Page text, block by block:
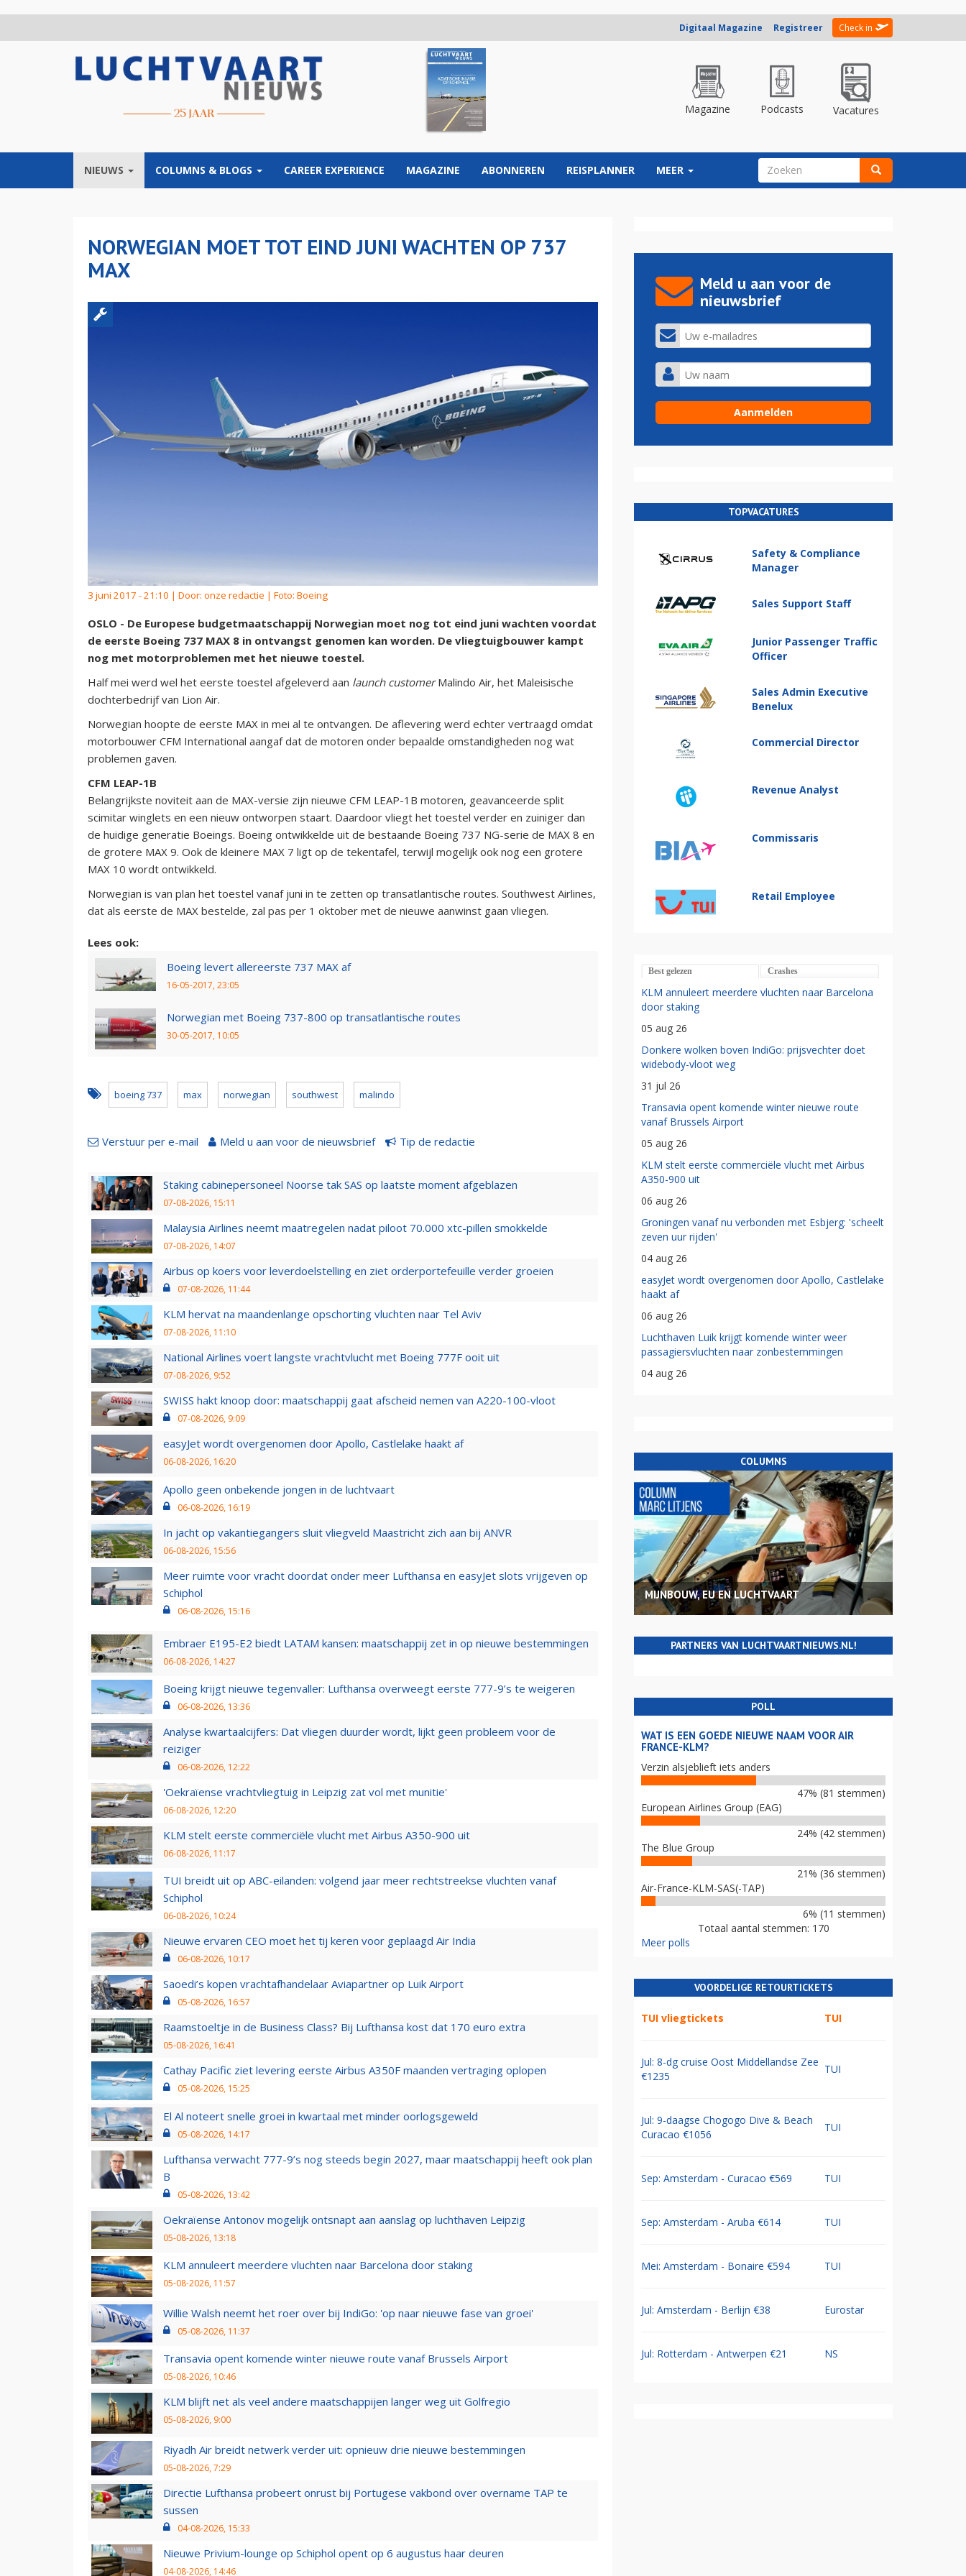
Digitaal Magazine Registreer Check in
Magazine Podcasts Vacatures
NIEUWS COLUMNS & BLOGS CAREER EXPERIENCE MAGAZINE ABONNEREN REISPLANNER MEER ZOEKVELD
NORWEGIAN MOET TOT EIND JUNI WACHTEN OP 737
MAX
3 juni 2017 - 21:10 | Door: onze redactie | Foto: Boeing
OSLO - De Europese budgetmaatschappij Norwegian moet nog tot eind juni wachten voordat
de eerste Boeing 737 MAX 8 in ontvangst genomen kan worden. De vliegtuigbouwer kampt
nog met motorproblemen met het nieuwe toestel.
Half mei werd wel het eerste toestel afgeleverd aan launch customerMalindo Air, het Maleisische
dochterbedrijf van Lion Air.
Norwegian hoopte de eerste MAX in mei al te ontvangen. De aflevering werd echter vertraagd omdat
motorbouwer CFM International aangaf dat de motoren onder bepaalde omstandigheden nog wat
problemen gaven.
CFM LEAP-1B
Belangrijkste noviteit aan de MAX-versie zijn nieuwe CFM LEAP-1B motoren, geavanceerde split
scimitar winglets en een nieuw ontworpen staart. Daardoor vliegt het toestel verder en zuiniger dan
de huidige generatie Boeings. Boeing ontwikkelde uit de bestaande Boeing 737 NG-serie de MAX 8 en
de grotere MAX 9. Ook de kleinere MAX 7 ligt op de tekentafel, terwijl mogelijk ook nog een grotere
MAX 10 wordt ontwikkeld.
Norwegian is van plan het toestel vanaf juni in te zetten op transatlantische routes. Southwest Airlines,
dat als eerste de MAX bestelde, zal pas per 1 oktober met de nieuwe aanwinst gaan vliegen.
Lees ook:
Boeing levert allereerste 737 MAX af
16-05-2017, 23:05
Norwegian met Boeing 737-800 op transatlantische routes
30-05-2017, 10:05
boeing 737 max norwegian southwest malindo
Verstuur per e-mail Meld u aan voor de nieuwsbrief Tip de redactie
Staking cabinepersoneel Noorse tak SAS op laatste moment afgeblazen
07-08-2026, 15:11
Malaysia Airlines neemt maatregelen nadat piloot 70.000 xtc-pillen smokkelde
07-08-2026, 14:07
Airbus op koers voor leverdoelstelling en ziet orderportefeuille verder groeien
07-08-2026, 11:44
KLM hervat na maandenlange opschorting vluchten naar Tel Aviv
07-08-2026, 11:10
National Airlines voert langste vrachtvlucht met Boeing 777F ooit uit
07-08-2026, 9:52
SWISS hakt knoop door: maatschappij gaat afscheid nemen van A220-100-vloot
07-08-2026, 9:09
easyJet wordt overgenomen door Apollo, Castlelake haakt af
06-08-2026, 16:20
Apollo geen onbekende jongen in de luchtvaart
06-08-2026, 16:19
In jacht op vakantiegangers sluit vliegveld Maastricht zich aan bij ANVR
06-08-2026, 15:56
Meer ruimte voor vracht doordat onder meer Lufthansa en easyJet slots vrijgeven op
Schiphol
06-08-2026, 15:16
Embraer E195-E2 biedt LATAM kansen: maatschappij zet in op nieuwe bestemmingen
06-08-2026, 14:27
Boeing krijgt nieuwe tegenvaller: Lufthansa overweegt eerste 777-9’s te weigeren
06-08-2026, 13:36
Analyse kwartaalcijfers: Dat vliegen duurder wordt, lijkt geen probleem voor de
reiziger
06-08-2026, 12:22
'Oekraïense vrachtvliegtuig in Leipzig zat vol met munitie'
06-08-2026, 12:20
KLM stelt eerste commerciële vlucht met Airbus A350-900 uit
06-08-2026, 11:17
TUI breidt uit op ABC-eilanden: volgend jaar meer rechtstreekse vluchten vanaf
Schiphol
06-08-2026, 10:24
Nieuwe ervaren CEO moet het tij keren voor geplaagd Air India
06-08-2026, 10:17
Saoedi’s kopen vrachtafhandelaar Aviapartner op Luik Airport
05-08-2026, 16:57
Raamstoeltje in de Business Class? Bij Lufthansa kost dat 170 euro extra
05-08-2026, 16:41
Cathay Pacific ziet levering eerste Airbus A350F maanden vertraging oplopen
05-08-2026, 15:25
El Al noteert snelle groei in kwartaal met minder oorlogsgeweld
05-08-2026, 14:17
Lufthansa verwacht 777-9’s nog steeds begin 2027, maar maatschappij heeft ook plan
B
05-08-2026, 13:42
Oekraïense Antonov mogelijk ontsnapt aan aanslag op luchthaven Leipzig
05-08-2026, 13:18
KLM annuleert meerdere vluchten naar Barcelona door staking
05-08-2026, 11:57
Willie Walsh neemt het roer over bij IndiGo: 'op naar nieuwe fase van groei'
05-08-2026, 11:37
Transavia opent komende winter nieuwe route vanaf Brussels Airport
05-08-2026, 10:46
KLM blijft net als veel andere maatschappijen langer weg uit Golfregio
05-08-2026, 9:00
Riyadh Air breidt netwerk verder uit: opnieuw drie nieuwe bestemmingen
05-08-2026, 7:29
Directie Lufthansa probeert onrust bij Portugese vakbond over overname TAP te
sussen
04-08-2026, 15:33
Nieuwe Privium-lounge op Schiphol opent op 6 augustus haar deuren
04-08-2026, 14:46
Meld u aan voor de
nieuwsbrief
TOPVACATURES
Safety & Compliance
Manager
Sales Support Staff
Junior Passenger Traffic
Officer
Sales Admin Executive
Benelux
Commercial Director
Revenue Analyst
Commissaris
Retail Employee
Best gelezen Crashes
KLM annuleert meerdere vluchten naar Barcelona
door staking
05 aug 26
Donkere wolken boven IndiGo: prijsvechter doet
widebody-vloot weg
31 jul 26
Transavia opent komende winter nieuwe route
vanaf Brussels Airport
05 aug 26
KLM stelt eerste commerciële vlucht met Airbus
A350-900 uit
06 aug 26
Groningen vanaf nu verbonden met Esbjerg: 'scheelt
zeven uur rijden'
04 aug 26
easyJet wordt overgenomen door Apollo, Castlelake
haakt af
06 aug 26
Luchthaven Luik krijgt komende winter weer
passagiersvluchten naar zonbestemmingen
04 aug 26
COLUMNS
MIJNBOUW, EU EN LUCHTVAART
PARTNERS VAN LUCHTVAARTNIEUWS.NL!
POLL
WAT IS EEN GOEDE NIEUWE NAAM VOOR AIR
FRANCE-KLM?
Verzin alsjeblieft iets anders
47% (81 stemmen)
European Airlines Group (EAG)
24% (42 stemmen)
The Blue Group
21% (36 stemmen)
Air-France-KLM-SAS(-TAP)
6% (11 stemmen)
Totaal aantal stemmen: 170
Meer polls
VOORDELIGE RETOURTICKETS
TUI vliegtickets TUI
Jul: 8-dg cruise Oost Middellandse Zee
€1235
TUI
Jul: 9-daagse Chogogo Dive & Beach
Curacao €1056
TUI
Sep: Amsterdam - Curacao €569 TUI
Sep: Amsterdam - Aruba €614 TUI
Mei: Amsterdam - Bonaire €594 TUI
Jul: Amsterdam - Berlijn €38 Eurostar
Jul: Rotterdam - Antwerpen €21 NS